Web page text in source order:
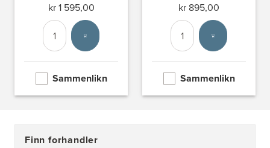
kr 1 595,00
Antall
Velg enhet
Sammenlikn
kr 895,00
Antall
Velg enhet
Sammenlikn
Finn forhandler